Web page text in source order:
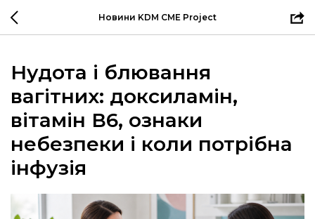
Новини KDM CME Project
Нудота і блювання
вагітних: доксиламін,
вітамін В6, ознаки
небезпеки і коли потрібна
інфузія